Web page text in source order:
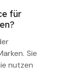
für
Sie
nutzen